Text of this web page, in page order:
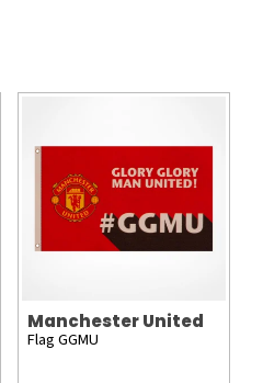
Manchester United
Flag GGMU